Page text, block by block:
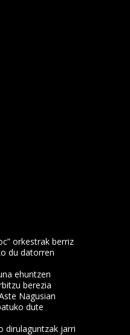
orkestrak berriz
du datorren
ehuntzen
berezia
Nagusian
dute
dirulaguntzak jarri